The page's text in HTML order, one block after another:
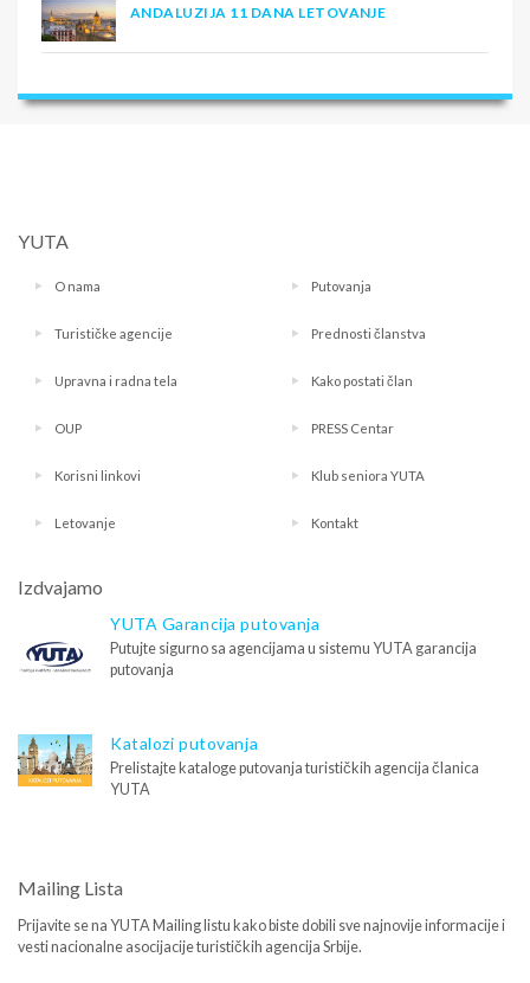
ANDALUZIJA 11 DANA LETOVANJE
YUTA
O nama Putovanja
Turističke agencije Prednosti članstva
Upravna i radna tela Kako postati član
OUP PRESS Centar
Korisni linkovi Klub seniora YUTA
Letovanje Kontakt
Izdvajamo
YUTA Garancija putovanja
Putujte sigurno sa agencijama u sistemu YUTA garancija
putovanja
Katalozi putovanja
Prelistajte kataloge putovanja turističkih agencija članica
YUTA
Mailing Lista
Prijavite se na YUTA Mailing listu kako biste dobili sve najnovije informacije i
vesti nacionalne asocijacije turističkih agencija Srbije.